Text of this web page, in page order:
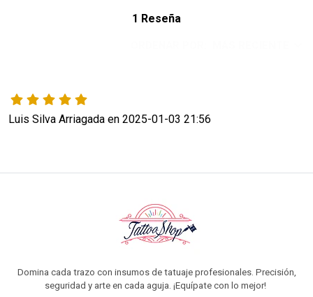
1 Reseña
Luis Silva Arriagada en 2025-01-03 21:56
Domina cada trazo con insumos de tatuaje profesionales. Precisión,
seguridad y arte en cada aguja. ¡Equípate con lo mejor!